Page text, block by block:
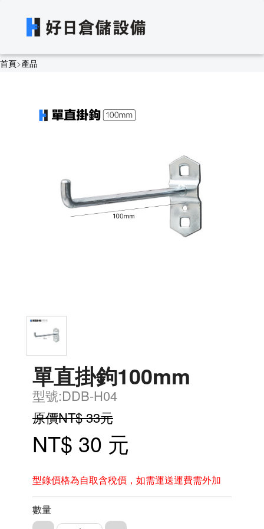
首頁>產品
單直掛鉤100mm
型號:DDB-H04
原價NT$ 33元
NT$ 30 元
型錄價格為自取含稅價，如需運送運費需外加
數量